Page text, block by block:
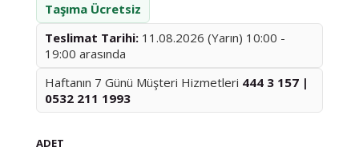
Taşıma Ücretsiz
Teslimat Tarihi: 11.08.2026 (Yarın) 10:00 -
19:00 arasında
Haftanın 7 Günü Müşteri Hizmetleri 444 3 157 |
0532 211 1993
ADET